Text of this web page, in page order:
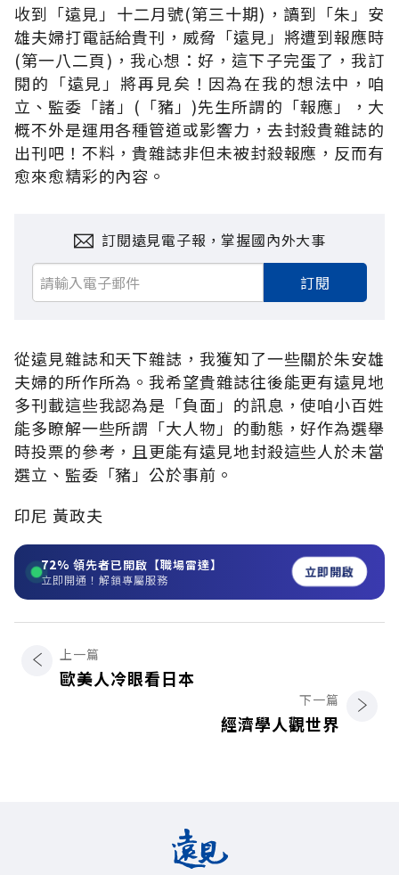
收到「遠見」十二月號(第三十期)，讀到「朱」安
雄夫婦打電話給貴刊，威脅「遠見」將遭到報應時
(第一八二頁)，我心想：好，這下子完蛋了，我訂
閱的「遠見」將再見矣！因為在我的想法中，咱
立、監委「諸」(「豬」)先生所謂的「報應」，大
概不外是運用各種管道或影響力，去封殺貴雜誌的
出刊吧！不料，貴雜誌非但未被封殺報應，反而有
愈來愈精彩的內容。
訂閱遠見電子報，掌握國內外大事
訂閱
從遠見雜誌和天下雜誌，我獲知了一些關於朱安雄
夫婦的所作所為。我希望貴雜誌往後能更有遠見地
多刊載這些我認為是「負面」的訊息，使咱小百姓
能多瞭解一些所謂「大人物」的動態，好作為選舉
時投票的參考，且更能有遠見地封殺這些人於未當
選立、監委「豬」公於事前。
印尼 黃政夫
72% 領先者已開啟【職場雷達】
立即開通！解鎖專屬服務 立即開啟
上一篇
歐美人冷眼看日本
下一篇
經濟學人觀世界